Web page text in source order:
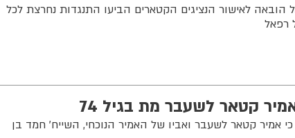
לאישור הנציגים הקטארים הביעו התנגדות נחרצת לכל
רפאל
קטאר לשעבר מת בגיל 74
אמיר קטאר לשעבר ואביו של האמיר הנוכחי, השייח' חמד בן